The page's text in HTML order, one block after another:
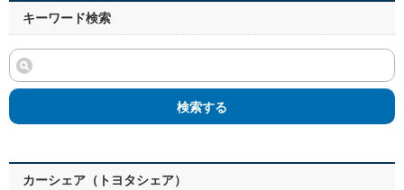
キーワード検索
検索する
カーシェア（トヨタシェア）